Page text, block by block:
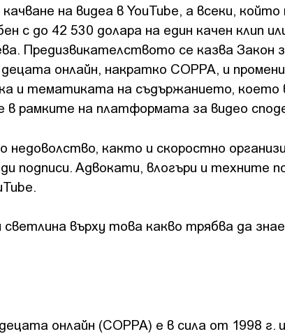
на видеа в YouTube, а всеки, който
с до 42 530 долара на един качен клип
Предизвикателството се казва Закон
онлайн, накратко COPPA, и
и тематиката на съдържанието, което
рамките на платформата за видео
както и скоростно
подписи. Адвокати, влогъри и техните
върху това какво трябва да
онлайн (COPPA) е в сила от 1998 г.